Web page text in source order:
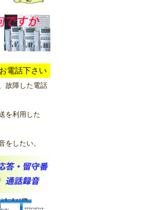
電話下さい
故障した電話
を利用した
をしたい。